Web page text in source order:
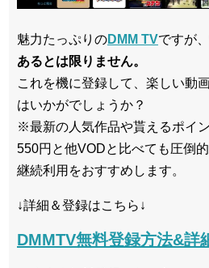
魅力たっぷりのDMM TVですが、
あるとは限りません。
これを機に登録して、楽しい動
はいかがでしょうか？
※最新の人気作品や貰えるポイ
550円と他VODと比べても圧倒
継続利用をおすすめします。
↓詳細＆登録はこちら↓
DMMTV無料登録方法&詳